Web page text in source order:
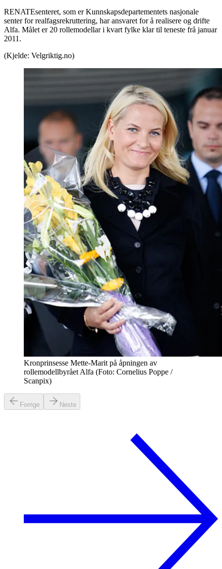
RENATEsenteret, som er Kunnskapsdepartementets nasjonale
senter for realfagsrekruttering, har ansvaret for å realisere og drifte
Alfa. Målet er 20 rollemodellar i kvart fylke klar til teneste frå januar
2011.
(Kjelde: Velgriktig.no)
Kronprinsesse Mette-Marit på åpningen av
rollemodellbyrået Alfa (Foto: Cornelius Poppe /
Scanpix)
Forrige Neste